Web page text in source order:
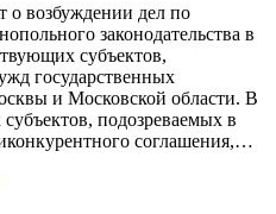
о возбуждении дел по
законодательства в
субъектов,
государственных
и Московской области. В
подозреваемых в
соглашения,…